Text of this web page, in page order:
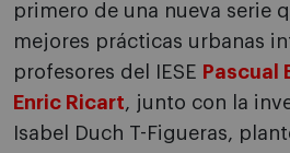
primero de una nueva serie
mejores prácticas urbanas
profesores del IESE Pascual
Enric Ricart, junto con la
Isabel Duch T-Figueras,